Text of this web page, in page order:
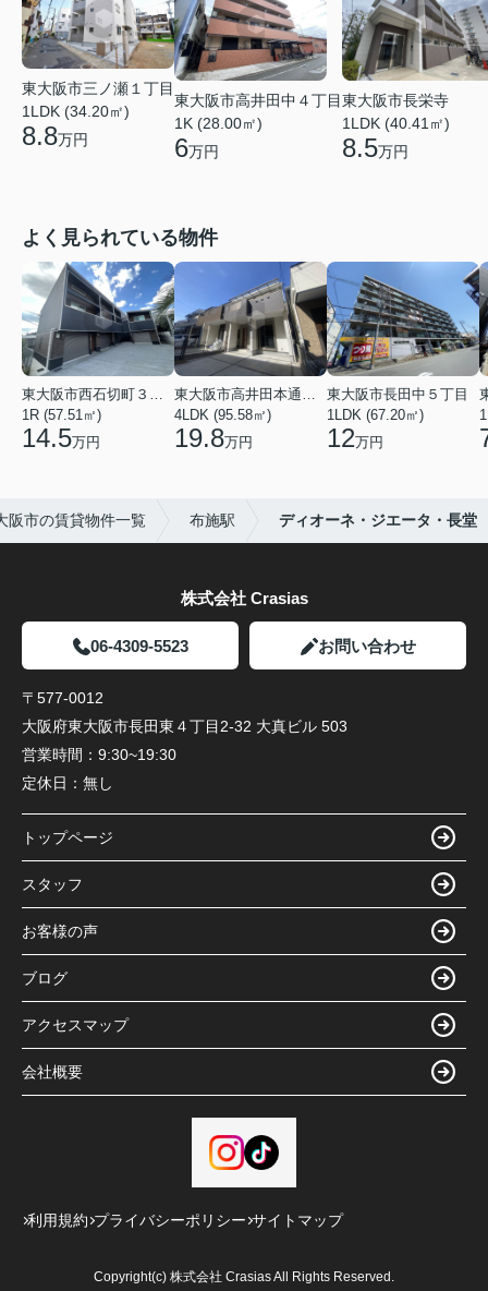
東大阪市三ノ瀬１丁目
1LDK (34.20㎡)
8.8万円
東大阪市高井田中４丁目
1K (28.00㎡)
6万円
東大阪市長栄寺
1LDK (40.41㎡)
8.5万円
よく見られている物件
東大阪市西石切町３丁目
1R (57.51㎡)
14.5万円
東大阪市高井田本通２丁目
4LDK (95.58㎡)
19.8万円
東大阪市長田中５丁目
1LDK (67.20㎡)
12万円
阪市の賃貸物件一覧 布施駅 ディオーネ・ジエータ・長堂
株式会社 Crasias
06-4309-5523 お問い合わせ
〒577-0012
大阪府東大阪市長田東４丁目2-32 大真ビル 503
営業時間： 9:30~19:30
定休日： 無し
トップページ
スタッフ
お客様の声
ブログ
アクセスマップ
会社概要
利用規約 プライバシーポリシー サイトマップ
Copyright(c) 株式会社 Crasias All Rights Reserved.